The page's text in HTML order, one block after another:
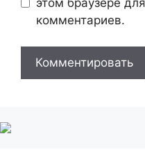
комментариев.